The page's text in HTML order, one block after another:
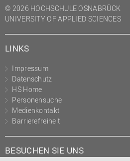
© 2026 HOCHSCHULE OSNABRÜCK
UNIVERSITY OF APPLIED SCIENCES
LINKS
Impressum
Datenschutz
HS Home
Personensuche
Medienkontakt
Barrierefreiheit
BESUCHEN SIE UNS